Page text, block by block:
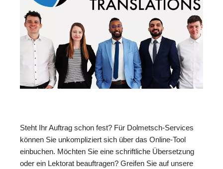
Steht Ihr Auftrag schon fest? Für Dolmetsch-Services
können Sie unkompliziert sich über das Online-Tool
einbuchen. Möchten Sie eine schriftliche Übersetzung
oder ein Lektorat beauftragen? Greifen Sie auf unsere